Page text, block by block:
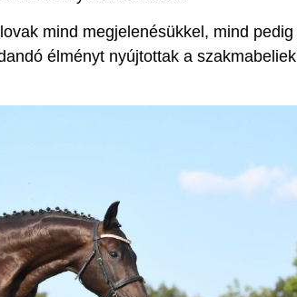
mind megjelenésükkel, mind pedig
élményt nyújtottak a szakmabeliek